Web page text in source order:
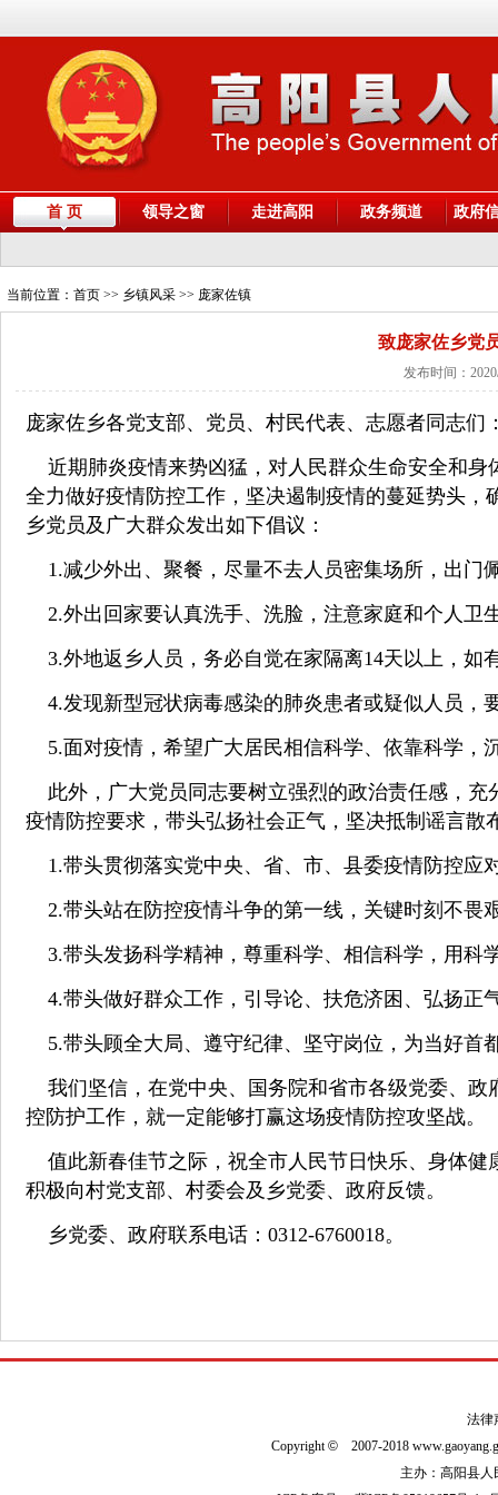
首 页 领导之窗 走进高阳 政务频道 政府
当前位置： 首页 >> 乡镇风采 >> 庞家佐镇
致庞家佐乡党
发布时间：
庞家佐乡各党支部、党员、村民代表、志愿者同志们
近期肺炎疫情来势凶猛，对人民群众生命安全和
全力做好疫情防控工作，坚决遏制疫情的蔓延势头
乡党员及广大群众发出如下倡议：
1.减少外出、聚餐，尽量不去人员密集场所，出门
2.外出回家要认真洗手、洗脸，注意家庭和个人卫
3.外地返乡人员，务必自觉在家隔离14天以上，
4.发现新型冠状病毒感染的肺炎患者或疑似人员，
5.面对疫情，希望广大居民相信科学、依靠科学，
此外， 广大党员同志要树立强烈的政治责任感，
疫情防控要求，带头弘扬社会正气，坚决抵制谣言
1.带头贯彻落实党中央、省、市、县委疫情防控应
2.带头站在防控疫情斗争的第一线，关键时刻不畏
3.带头发扬科学精神，尊重科学、相信科学，用科
4.带头做好群众工作，引导论、扶危济困、弘扬正
5.带头顾全大局、遵守纪律、坚守岗位，为当好首
我们坚信，在党中央、国务院和省市各级党委、
控防护工作，就一定能够打赢这场疫情防控攻坚战。
值此新春佳节之际，祝全市人民节日快乐、身体健
积极向村党支部、村委会及乡党委、政府反馈。
乡党委、政府联系电话：0312-6760018。
法律
Copyright© 2007-2018
主办：高阳县人